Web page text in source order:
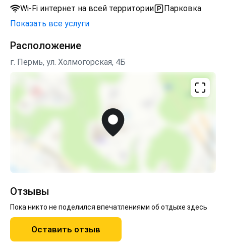
Wi-Fi интернет на всей территории
Парковка
Показать все услуги
Расположение
г. Пермь, ул. Холмогорская, 4Б
Отзывы
Пока никто не поделился впечатлениями об отдыхе здесь
Оставить отзыв